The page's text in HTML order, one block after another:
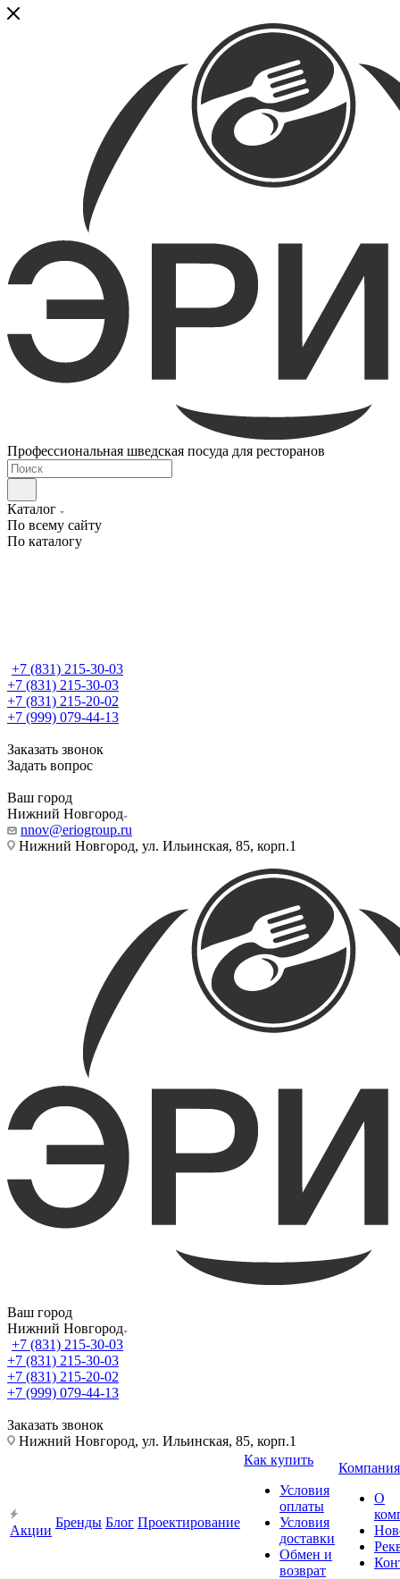
Профессиональная шведская посуда для ресторанов
Каталог
По всему сайту
По каталогу
+7 (831) 215-30-03
+7 (831) 215-30-03
+7 (831) 215-20-02
+7 (999) 079-44-13
Заказать звонок
Задать вопрос
Ваш город
Нижний Новгород
nnov@eriogroup.ru
Нижний Новгород, ул. Ильинская, 85, корп.1
Ваш город
Нижний Новгород
+7 (831) 215-30-03
+7 (831) 215-30-03
+7 (831) 215-20-02
+7 (999) 079-44-13
Заказать звонок
Нижний Новгород, ул. Ильинская, 85, корп.1
Акции
Бренды Блог Проектирование
Как купить
Условия
оплаты
Условия
доставки
Обмен и
возврат
Компания
О